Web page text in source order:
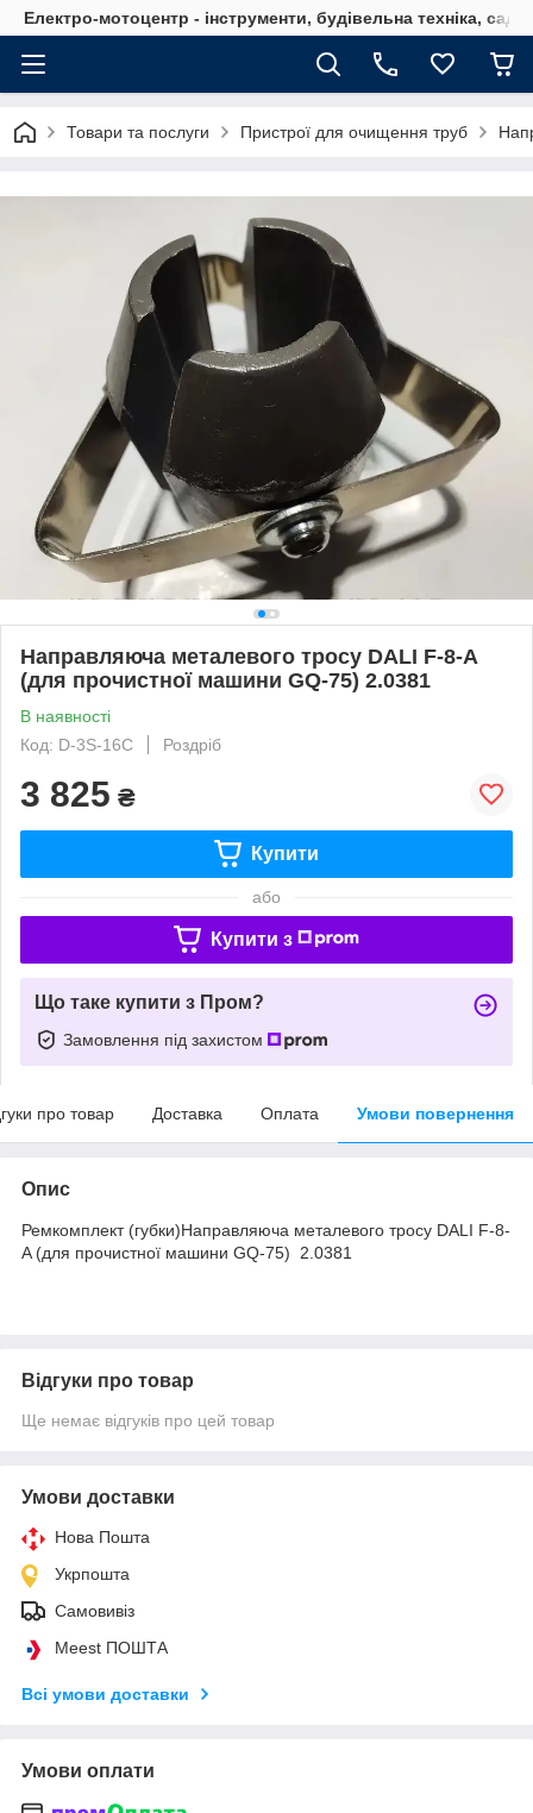
Електро-мотоцентр - інструменти, будівельна техніка,
Товари та послуги Пристрої для очищення труб
Направляюча металевого тросу DALI F-8-A
(для прочистної машини GQ-75) 2.0381
В наявності
Код: D-3S-16C
Роздріб
3 825 ₴
Купити
або
Купити з
Що таке купити з Пром?
Замовлення під захистом
про товар Доставка Оплата Умови повернення
Опис
Ремкомплект (губки)Направляюча металевого тросу DALI F-8-
A (для прочистної машини GQ-75) 2.0381
Відгуки про товар
Ще немає відгуків про цей товар
Умови доставки
Нова Пошта
Укрпошта
Самовивіз
Meest ПОШТА
Всі умови доставки
Умови оплати